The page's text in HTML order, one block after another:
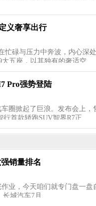
义奢享出行
忙碌与压力中奔波，内心深
五座，以其独有的奢适空…
Pro强势登陆
圈掀起了巨浪。发布会上，
首款轿跑SUV智界R7正…
销量排名
业，今天咱们就专门盘一
长城汽车7月…